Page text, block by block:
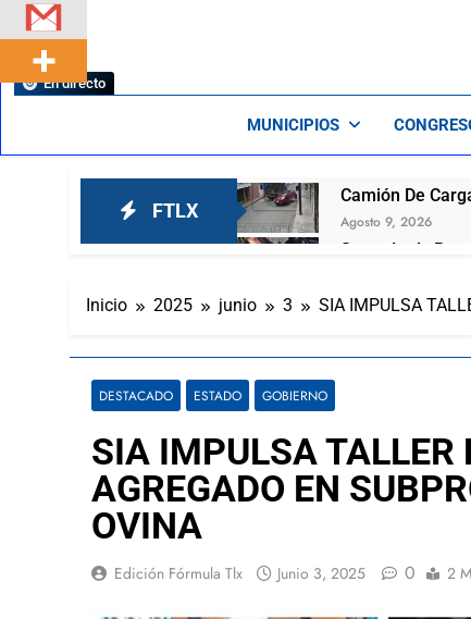
En directo
MUNICIPIOS
FTLX
Camión De
Agosto 9, 2026
Surge Lady
Captan a
Pelea campal
Con las y los
Agosto 9, 2026
Resalta Ana
Agosto 8, 2026
Arturo Lucio
Joven mujer
Inicio 2025 junio 3 SIA IMPULSA
DESTACADO ESTADO GOBIERNO
SIA IMPULSA TALLER
AGREGADO EN
OVINA
Edición Fórmula Tlx Junio 3, 2025 0 2